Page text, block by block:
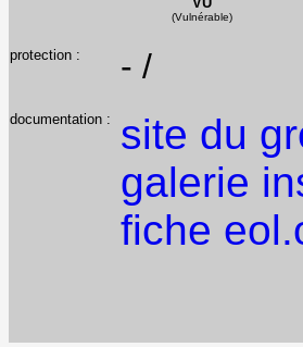
(Vulnérable)
protection : - /
documentation :
site du
galerie
fiche